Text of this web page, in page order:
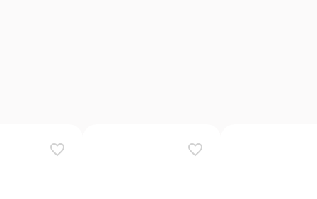
favorite_border favorite_border